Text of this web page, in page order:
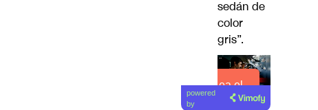
sedán de
color
gris”.
Lea el
artículo
powered
by